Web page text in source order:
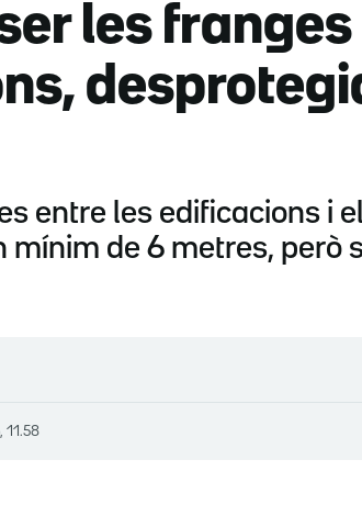
les
entre les edificacions i
mínim de 6 metres, però
11.58